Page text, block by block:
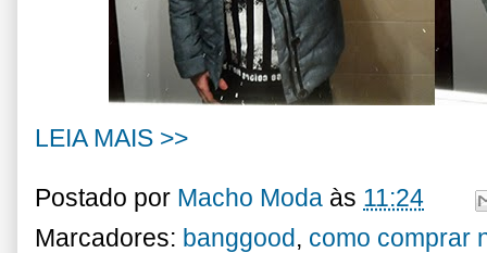
LEIA MAIS >>
Postado por Macho Moda às 11:24
Marcadores: banggood, como comprar